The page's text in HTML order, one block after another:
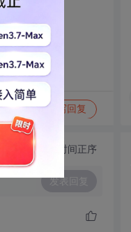
写回复
切换为时间正序
发表回复